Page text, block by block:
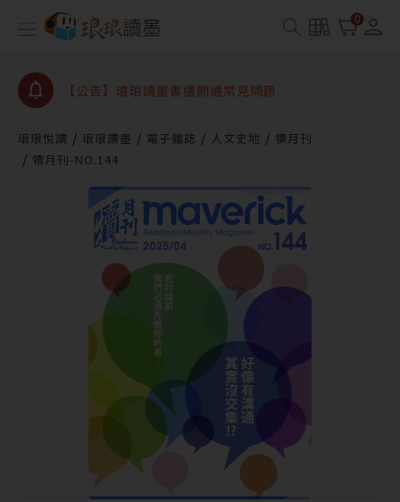
0
【公告】因 Readmoo 讀墨系統維護中，本站同步暫
停部分閱讀服務
【公告】琅琅讀墨書櫃開通常見問題
請圖文教學
【公告】琅琅書店服務升級重要說明及資產合併結果
查詢
【公告】因 Readmoo 讀墨系統維護中，本站同步暫
停部分閱讀服務
琅琅悅讀 琅琅讀墨 電子雜誌 人文史地
犢月刊
犢月刊-NO.144